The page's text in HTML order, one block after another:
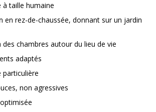
à taille humaine
en rez-de-chaussée, donnant sur un jardin
chambres autour du lieu de vie
adaptés
particulière
non agressives